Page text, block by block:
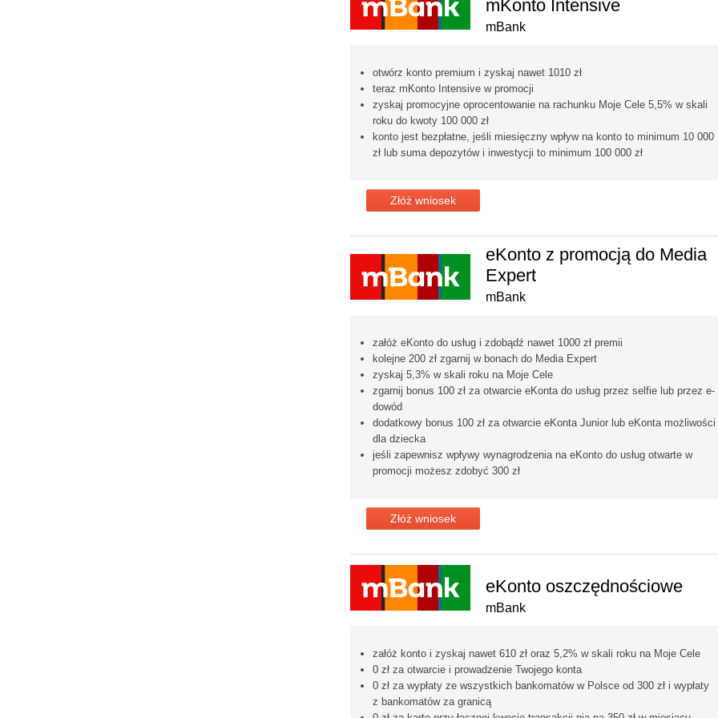
mKonto Intensive
mBank
otwórz konto premium i zyskaj nawet 1010 zł
teraz mKonto Intensive w promocji
zyskaj promocyjne oprocentowanie na rachunku Moje Cele 5,5% w skali
roku do kwoty 100 000 zł
konto jest bezpłatne, jeśli miesięczny wpływ na konto to minimum 10 000
zł lub suma depozytów i inwestycji to minimum 100 000 zł
Złóż wniosek
eKonto z promocją do Media
Expert
mBank
załóż eKonto do usług i zdobądź nawet 1000 zł premii
kolejne 200 zł zgarnij w bonach do Media Expert
zyskaj 5,3% w skali roku na Moje Cele
zgarnij bonus 100 zł za otwarcie eKonta do usług przez selfie lub przez e-
dowód
dodatkowy bonus 100 zł za otwarcie eKonta Junior lub eKonta możliwości
dla dziecka
jeśli zapewnisz wpływy wynagrodzenia na eKonto do usług otwarte w
promocji możesz zdobyć 300 zł
Złóż wniosek
eKonto oszczędnościowe
mBank
załóż konto i zyskaj nawet 610 zł oraz 5,2% w skali roku na Moje Cele
0 zł za otwarcie i prowadzenie Twojego konta
0 zł za wypłaty ze wszystkich bankomatów w Polsce od 300 zł i wypłaty
z bankomatów za granicą